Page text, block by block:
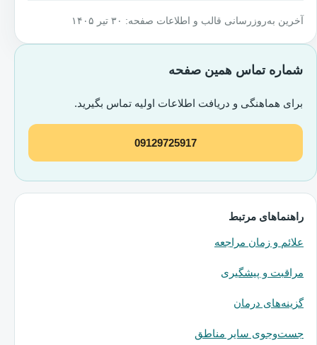
آخرین به‌روزرسانی قالب و اطلاعات صفحه: ۳۰ تیر ۱۴۰۵
شماره تماس همین صفحه
برای هماهنگی و دریافت اطلاعات اولیه تماس بگیرید.
09129725917
راهنماهای مرتبط
علائم و زمان مراجعه
مراقبت و پیشگیری
گزینه‌های درمان
جست‌وجوی سایر مناطق